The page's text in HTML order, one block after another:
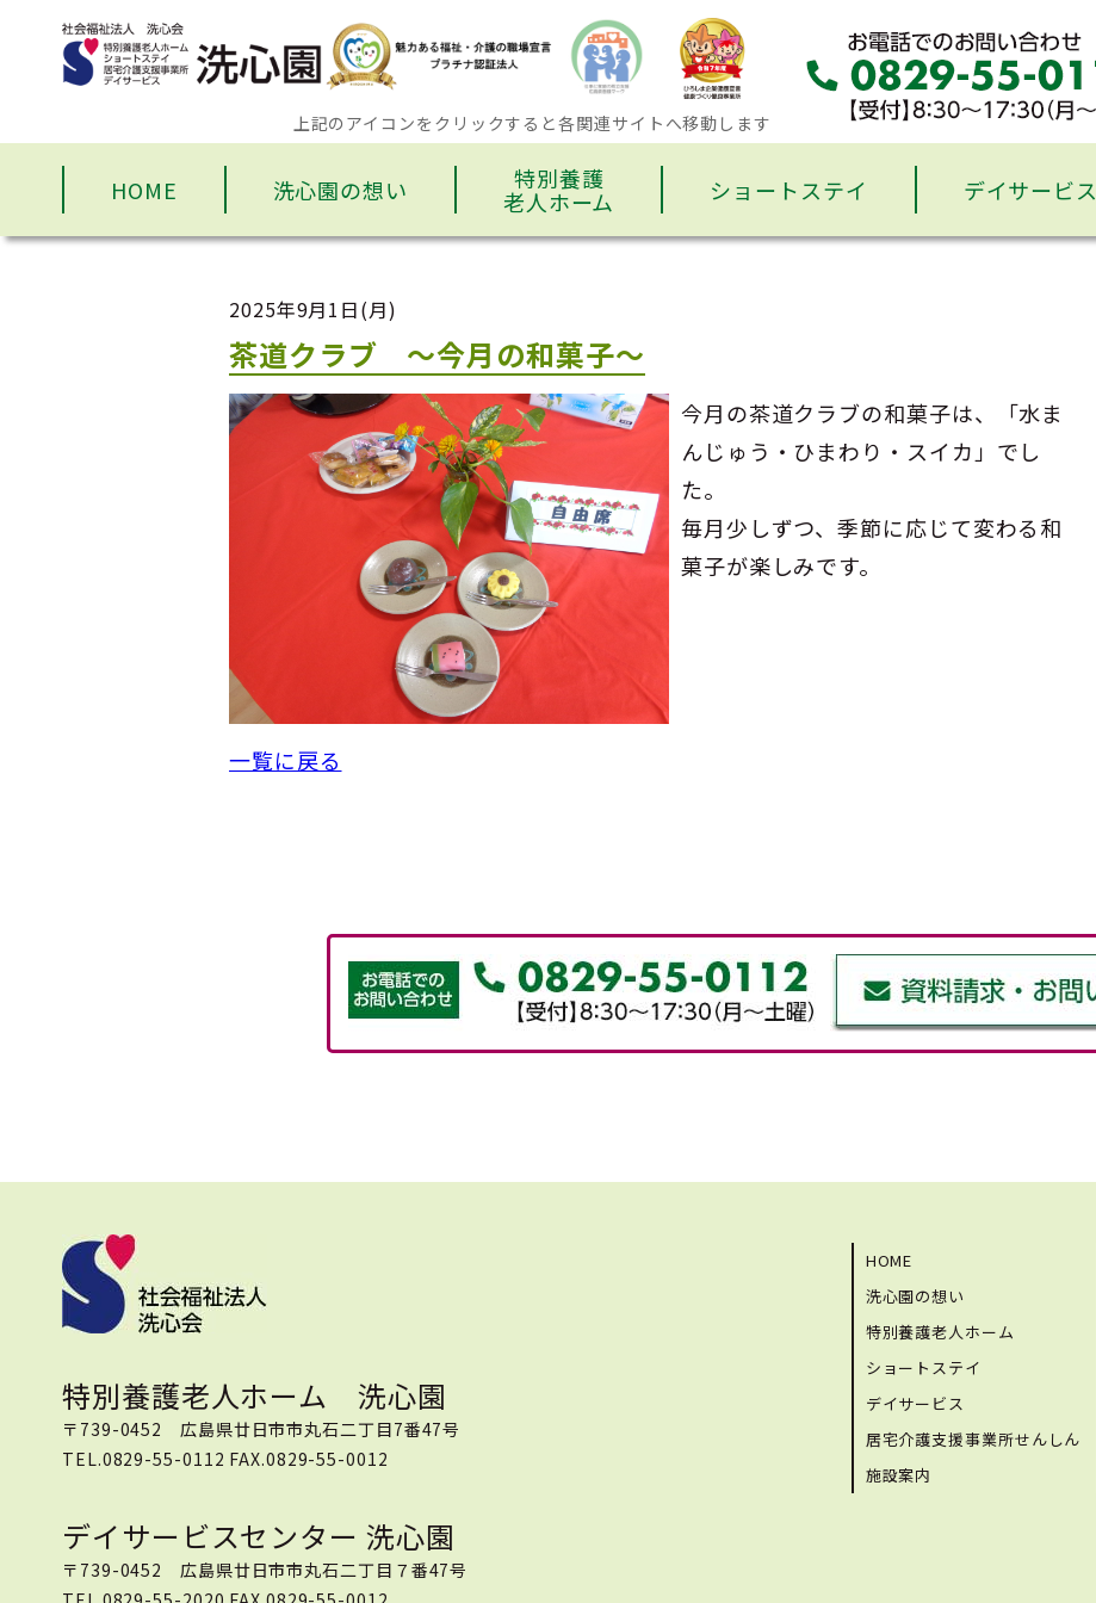
上記のアイコンをクリックすると各関連サイトへ移動します
HOME 洗心園の想い 特別養護
老人ホーム ショートステイ デイサービス
2025年9月1日(月)
茶道クラブ ～今月の和菓子～
今月の茶道クラブの和菓子は、「水ま
んじゅう・ひまわり・スイカ」でし
た。
毎月少しずつ、季節に応じて変わる和
菓子が楽しみです。
一覧に戻る
特別養護老人ホーム 洗心園
〒739-0452 広島県廿日市市丸石二丁目7番47号
TEL.0829-55-0112 FAX.0829-55-0012
デイサービスセンター 洗心園
〒739-0452 広島県廿日市市丸石二丁目７番47号
HOME
洗心園の想い
特別養護老人ホーム
ショートステイ
デイサービス
居宅介護支援事業所せんしん
施設案内